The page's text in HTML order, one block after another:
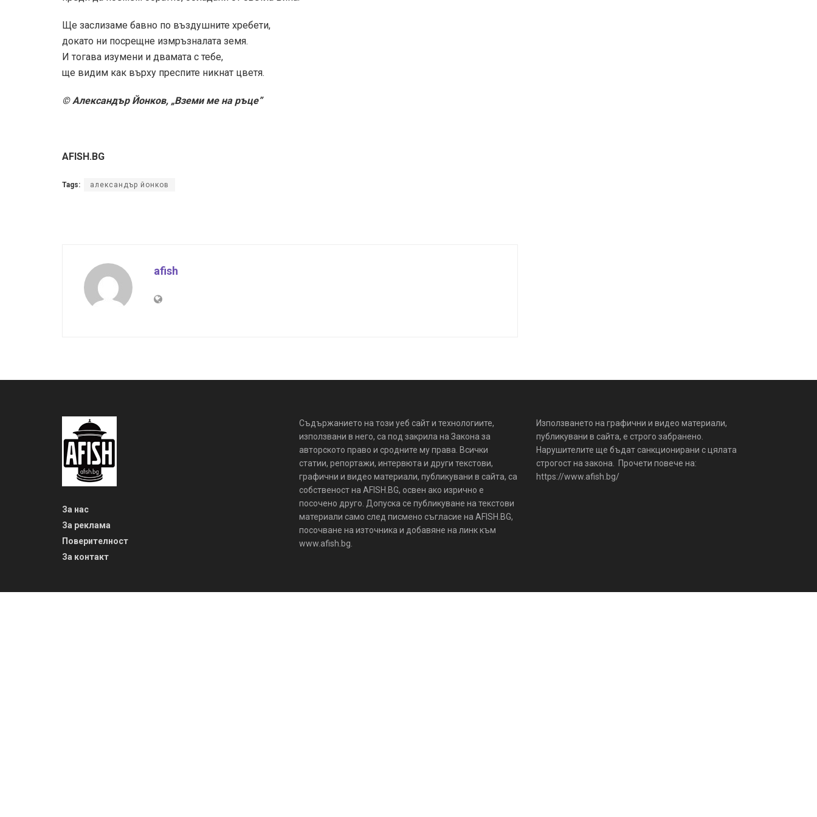
Ще заслизаме бавно по въздушните хребети,
докато ни посрещне измръзналата земя.
И тогава изумени и двамата с тебе,
ще видим как върху преспите никнат цветя.
© Александър Йонков, „Вземи ме на ръце”
AFISH.BG
Tags: александър йонков
afish
За нас
За реклама
Поверителност
За контакт
Съдържанието на този уеб сайт и технологиите,
използвани в него, са под закрила на Закона за
авторското право и сродните му права. Всички
статии, репортажи, интервюта и други текстови,
графични и видео материали, публикувани в сайта, са
собственост на AFISH.BG, освен ако изрично е
посочено друго. Допуска се публикуване на текстови
материали само след писмено съгласие на AFISH.BG,
посочване на източника и добавяне на линк към
www.afish.bg.
Използването на графични и видео материали,
публикувани в сайта, е строго забранено.
Нарушителите ще бъдат санкционирани с цялата
строгост на закона. Прочети повече на:
https://www.afish.bg/